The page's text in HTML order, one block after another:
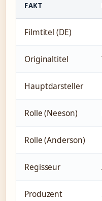
FAKT
Filmtitel (DE)
Originaltitel
Hauptdarsteller
Rolle (Neeson)
Rolle (Anderson)
Regisseur
Produzent